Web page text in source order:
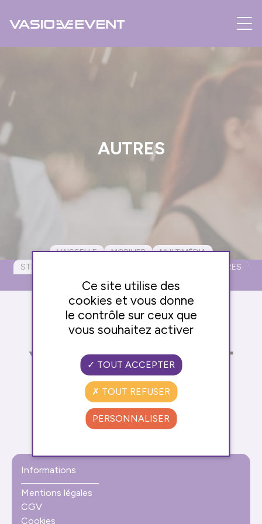
AUTRES
VAISSELLE MOBILIER
MULTIMÉDIA
STRUCTURES GONFLABLES
AUTRES
PHOTOBOOTH
Transformez votre événement en un moment
inoubliable grâce à notre sélection de matériel
événementiel de qualité.
Informations
Mentions légales
CGV
Cookies
Ce site utilise des
cookies et vous donne
le contrôle sur ceux que
vous souhaitez activer
TOUT ACCEPTER
TOUT REFUSER
PERSONNALISER